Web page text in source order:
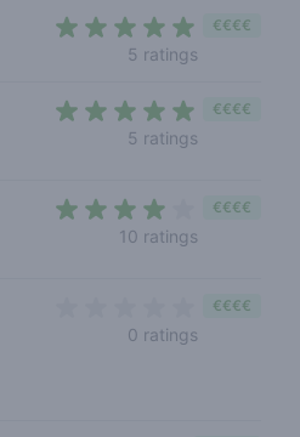
5 ratings
€€€€
5 ratings
€€€€
10 ratings
€€€€
0 ratings
€€€€